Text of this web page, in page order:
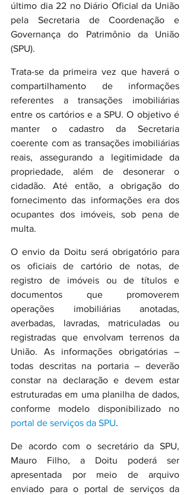
último dia 22 no Diário Oficial da União
pela Secretaria de Coordenação e
Governança do Patrimônio da União
(SPU).
Trata-se da primeira vez que haverá o
compartilhamento de informações
referentes a transações imobiliárias
entre os cartórios e a SPU. O objetivo é
manter o cadastro da Secretaria
coerente com as transações imobiliárias
reais, assegurando a legitimidade da
propriedade, além de desonerar o
cidadão. Até então, a obrigação do
fornecimento das informações era dos
ocupantes dos imóveis, sob pena de
multa.
O envio da Doitu será obrigatório para
os oficiais de cartório de notas, de
registro de imóveis ou de títulos e
documentos que promoverem
operações imobiliárias anotadas,
averbadas, lavradas, matriculadas ou
registradas que envolvam terrenos da
União. As informações obrigatórias –
todas descritas na portaria – deverão
constar na declaração e devem estar
estruturadas em uma planilha de dados,
portal de serviços da SPU.
De acordo com o secretário da SPU,
Mauro Filho, a Doitu poderá ser
apresentada por meio de arquivo
enviado para o portal de serviços da